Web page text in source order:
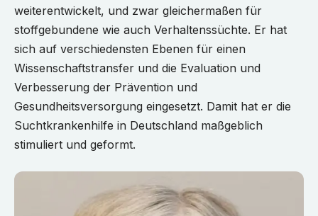
weiterentwickelt, und zwar gleichermaßen für
stoffgebundene wie auch Verhaltenssüchte. Er hat
sich auf verschiedensten Ebenen für einen
Wissenschaftstransfer und die Evaluation und
Verbesserung der Prävention und
Gesundheitsversorgung eingesetzt. Damit hat er die
Suchtkrankenhilfe in Deutschland maßgeblich
stimuliert und geformt.